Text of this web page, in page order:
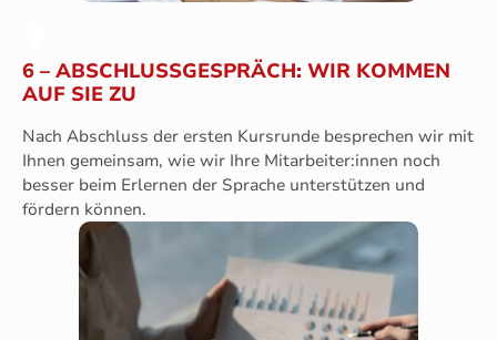
6 – ABSCHLUSSGESPRÄCH: WIR KOMMEN
AUF SIE ZU
Nach Abschluss der ersten Kursrunde besprechen wir mit
Ihnen gemeinsam, wie wir Ihre Mitarbeiter:innen noch
besser beim Erlernen der Sprache unterstützen und
fördern können.